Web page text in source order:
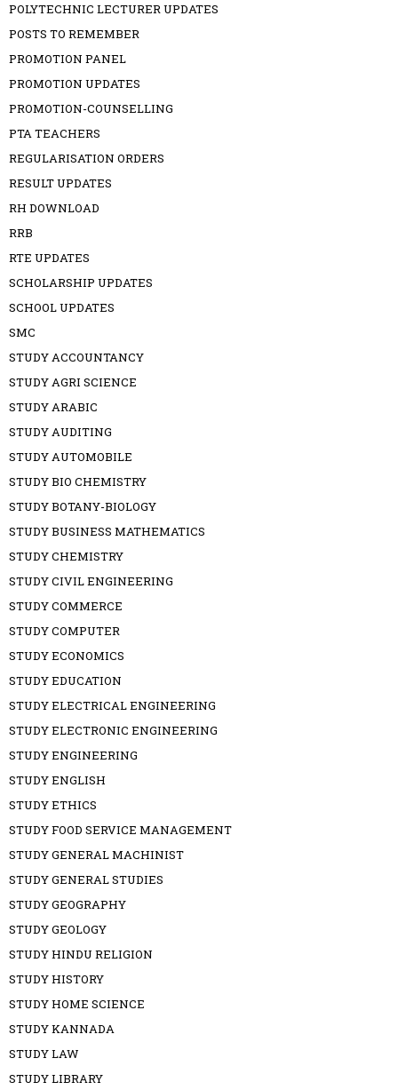
POLYTECHNIC LECTURER UPDATES
POSTS TO REMEMBER
PROMOTION PANEL
PROMOTION UPDATES
PROMOTION-COUNSELLING
PTA TEACHERS
REGULARISATION ORDERS
RESULT UPDATES
RH DOWNLOAD
RRB
RTE UPDATES
SCHOLARSHIP UPDATES
SCHOOL UPDATES
SMC
STUDY ACCOUNTANCY
STUDY AGRI SCIENCE
STUDY ARABIC
STUDY AUDITING
STUDY AUTOMOBILE
STUDY BIO CHEMISTRY
STUDY BOTANY-BIOLOGY
STUDY BUSINESS MATHEMATICS
STUDY CHEMISTRY
STUDY CIVIL ENGINEERING
STUDY COMMERCE
STUDY COMPUTER
STUDY ECONOMICS
STUDY EDUCATION
STUDY ELECTRICAL ENGINEERING
STUDY ELECTRONIC ENGINEERING
STUDY ENGINEERING
STUDY ENGLISH
STUDY ETHICS
STUDY FOOD SERVICE MANAGEMENT
STUDY GENERAL MACHINIST
STUDY GENERAL STUDIES
STUDY GEOGRAPHY
STUDY GEOLOGY
STUDY HINDU RELIGION
STUDY HISTORY
STUDY HOME SCIENCE
STUDY KANNADA
STUDY LAW
STUDY LIBRARY